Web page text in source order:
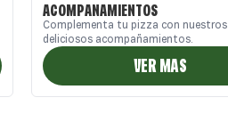
ACOMPAÑAMIENTOS
Complementa tu pizza con nuestros
deliciosos acompañamientos.
VER MAS